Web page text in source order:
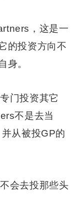
，这是一
的投资方向不
身。
门投资其它
不是去当
从被投GP的
会去投那些头